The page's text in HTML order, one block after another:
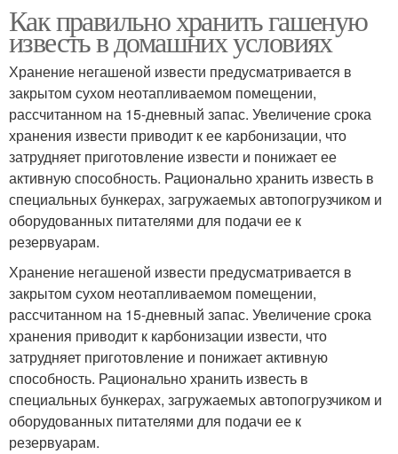
Как правильно хранить гашеную
известь в домашних условиях
Хранение негашеной извести предусматривается в
закрытом сухом неотапливаемом помещении,
рассчитанном на 15-дневный запас. Увеличение срока
хранения извести приводит к ее карбонизации, что
затрудняет приготовление извести и понижает ее
активную способность. Рационально хранить известь в
специальных бункерах, загружаемых автопогрузчиком и
оборудованных питателями для подачи ее к
резервуарам.
Хранение негашеной извести предусматривается в
закрытом сухом неотапливаемом помещении,
рассчитанном на 15-дневный запас. Увеличение срока
хранения приводит к карбонизации извести, что
затрудняет приготовление и понижает активную
способность. Рационально хранить известь в
специальных бункерах, загружаемых автопогрузчиком и
оборудованных питателями для подачи ее к
резервуарам.